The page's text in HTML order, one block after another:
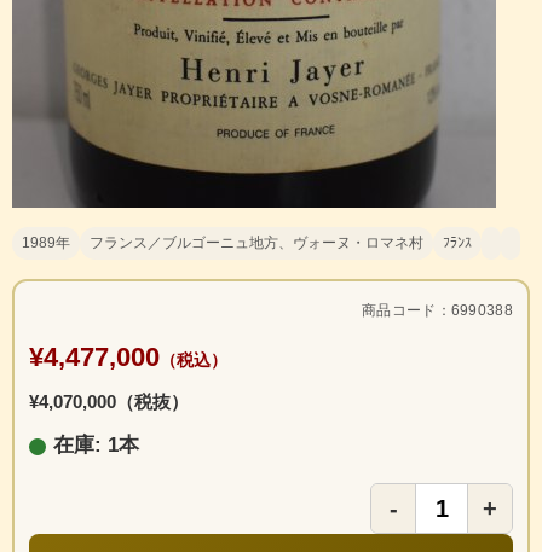
1989年 フランス／ブルゴーニュ地方、ヴォーヌ・ロマネ村 ﾌﾗﾝｽ
商品コード：6990388
¥4,477,000 （税込）
¥4,070,000（税抜）
在庫: 1本
- +